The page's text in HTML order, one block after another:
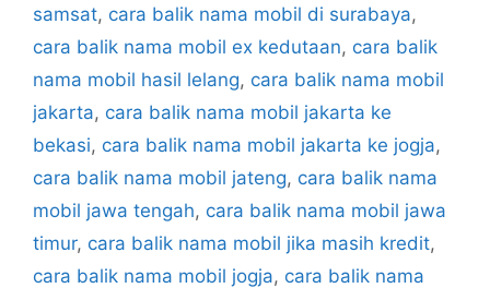
samsat, cara balik nama mobil di surabaya,
cara balik nama mobil ex kedutaan, cara balik
nama mobil hasil lelang, cara balik nama mobil
jakarta, cara balik nama mobil jakarta ke
bekasi, cara balik nama mobil jakarta ke jogja,
cara balik nama mobil jateng, cara balik nama
mobil jawa tengah, cara balik nama mobil jawa
timur, cara balik nama mobil jika masih kredit,
cara balik nama mobil jogja, cara balik nama